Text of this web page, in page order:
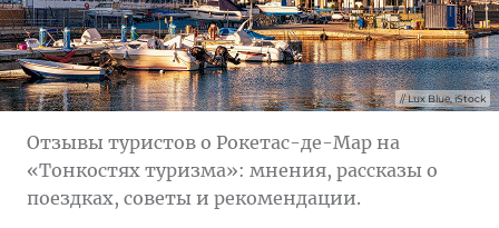
Lux Blue, iStock
Отзывы туристов о Рокетас-де-Мар на
«Тонкостях туризма»: мнения, рассказы о
поездках, советы и рекомендации.